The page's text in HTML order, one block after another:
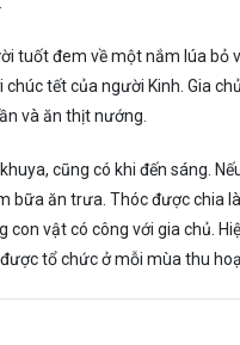
đem về một nắm lúa bỏ
tết của người Kinh. Gia
và ăn thịt nướng.
cũng có khi đến sáng.
bữa ăn trưa. Thóc được chia
vật có công với gia chủ.
tổ chức ở mỗi mùa thu